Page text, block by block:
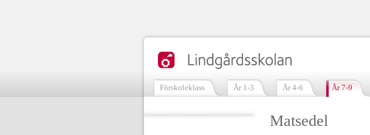
Förskoleklass År 1-3 År 4-6 År 7-9
Matsedel